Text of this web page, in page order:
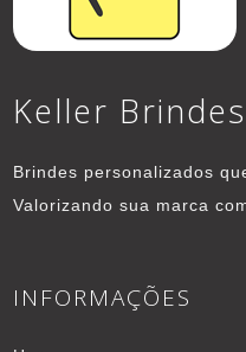
Keller Brindes
Brindes personalizados
Valorizando sua marca
INFORMAÇÕES